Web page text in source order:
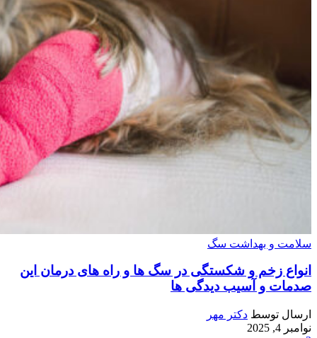
سلامت و بهداشت سگ
انواع زخم و شکستگی در سگ ها و راه های درمان این
صدمات و آسیب دیدگی ها
ارسال توسط دکتر مهر
نوامبر 4, 2025